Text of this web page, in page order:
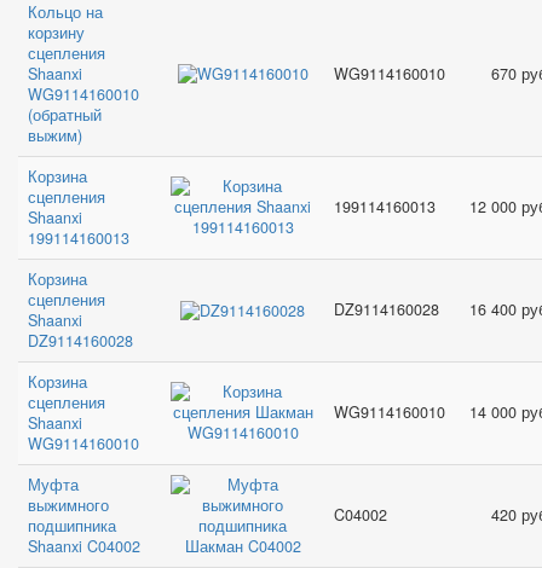
Кольцо на
корзину
сцепления
Shaanxi
WG9114160010
(обратный
выжим)
WG9114160010 670
Корзина
сцепления
Shaanxi
199114160013
199114160013 12 000
Корзина
сцепления
Shaanxi
DZ9114160028
DZ9114160028 16 400
Корзина
сцепления
Shaanxi
WG9114160010
WG9114160010 14 000
Муфта
выжимного
подшипника
Shaanxi C04002
C04002 420